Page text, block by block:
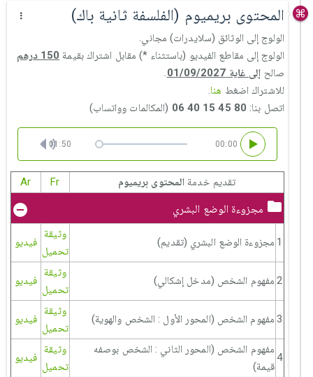
المحتوى بريميوم (الفلسفة ثانية باك)
الولوج إلى الوثائق (سلايدرات) مجاني.
الولوج إلى مقاطع الفيديو (باستثناء *) مقابل اشتراك بقيمة 150 درهم
صالح إلى غاية 01/09/2027
.
للاشتراك اضغط هنا.
اتصل بنا: 80 45 15 40 06 (المكالمات وواتساب)
00:00
01:50
تقديم خدمة المحتوى بريميوم Fr
Ar
مجزوءة الوضع البشري
1 مجزوءة الوضع البشري (تقديم)
وثيقة
تحميل
فيديو
2 مفهوم الشخص (مدخل إشكالي)
وثيقة
تحميل
فيديو
3 مفهوم الشخص (المحور الأول : الشخص والهوية)
وثيقة
تحميل
فيديو
4
مفهوم الشخص (المحور الثاني : الشخص بوصفه
قيمة)
وثيقة
تحميل
فيديو